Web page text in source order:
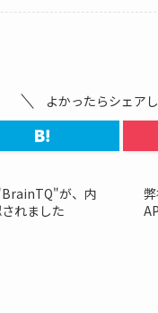
よかったらシェア
が、内
れました